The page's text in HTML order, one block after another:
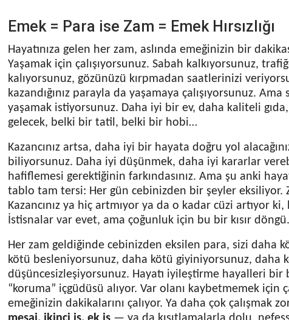
Emek = Para ise Zam = Emek Hırsızlığı
Hayatınıza gelen her zam, aslında emeğinizin bir
Yaşamak için çalışıyorsunuz. Sabah kalkıyorsunuz,
kalıyorsunuz, gözünüzü kırpmadan saatlerinizi
kazandığınız parayla da yaşamaya çalışıyorsunuz.
yaşamak istiyorsunuz. Daha iyi bir ev, daha kaliteli
gelecek, belki bir tatil, belki bir hobi…
Kazancınız artsa, daha iyi bir hayata doğru yol
biliyorsunuz. Daha iyi düşünmek, daha iyi kararlar
hafiflemesi gerektiğinin farkındasınız. Ama şu anki
tablo tam tersi: Her gün cebinizden bir şeyler eksiliyor.
Kazancınız ya hiç artmıyor ya da o kadar cüzi artıyor
İstisnalar var evet, ama çoğunluk için bu bir kısır döngü.
Her zam geldiğinde cebinizden eksilen para, sizi daha
kötü besleniyorsunuz, daha kötü giyiniyorsunuz, daha
düşüncesizleşiyorsunuz. Hayatı iyileştirme hayalleri
“koruma” içgüdüsü alıyor. Var olanı kaybetmemek için
emeğinizin dakikalarını çalıyor. Ya daha çok çalışmak